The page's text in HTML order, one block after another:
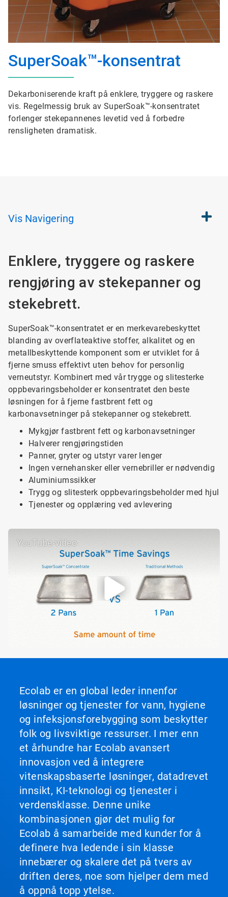
SuperSoak™-konsentrat
Dekarboniserende kraft på enklere, tryggere og raskere
vis. Regelmessig bruk av SuperSoak™-konsentratet
forlenger stekepannenes levetid ved å forbedre
rensligheten dramatisk.
Vis Navigering
Enklere, tryggere og raskere
rengjøring av stekepanner og
stekebrett.
SuperSoak™-konsentratet er en merkevarebeskyttet
blanding av overflateaktive stoffer, alkalitet og en
metallbeskyttende komponent som er utviklet for å
fjerne smuss effektivt uten behov for personlig
verneutstyr. Kombinert med vår trygge og slitesterke
oppbevaringsbeholder er konsentratet den beste
løsningen for å fjerne fastbrent fett og
karbonavsetninger på stekepanner og stekebrett.
Mykgjør fastbrent fett og karbonavsetninger
Halverer rengjøringstiden
Panner, gryter og utstyr varer lenger
Ingen vernehansker eller vernebriller er nødvendig
Aluminiumssikker
Trygg og slitesterk oppbevaringsbeholder med hjul
Tjenester og opplæring ved avlevering
YouTube-video
Ecolab er en global leder innenfor
løsninger og tjenester for vann, hygiene
og infeksjonsforebygging som beskytter
folk og livsviktige ressurser. I mer enn
et århundre har Ecolab avansert
innovasjon ved å integrere
vitenskapsbaserte løsninger, datadrevet
innsikt, KI-teknologi og tjenester i
verdensklasse. Denne unike
kombinasjonen gjør det mulig for
Ecolab å samarbeide med kunder for å
definere hva ledende i sin klasse
innebærer og skalere det på tvers av
driften deres, noe som hjelper dem med
å oppnå topp ytelse.